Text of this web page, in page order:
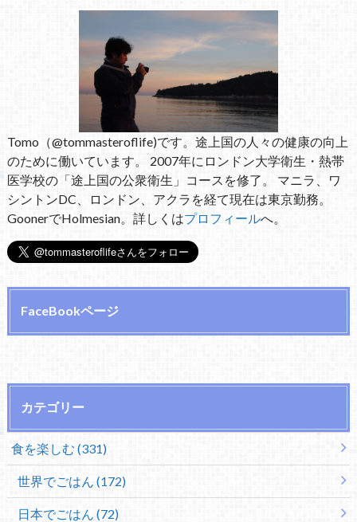
Tomo（@tommasteroflife)です。途上国の人々の健康の向上
のために働いています。 2007年にロンドン大学衛生・熱帯
医学校の「途上国の公衆衛生」コースを修了。 マニラ、ワ
シントンDC、ロンドン、アクラを経て現在は東京勤務。
GoonerでHolmesian。詳しくはプロフィールへ。
FaceBookページ
カテゴリー
食を楽しむ (331)
世界でごはん (172)
日本でごはん (72)